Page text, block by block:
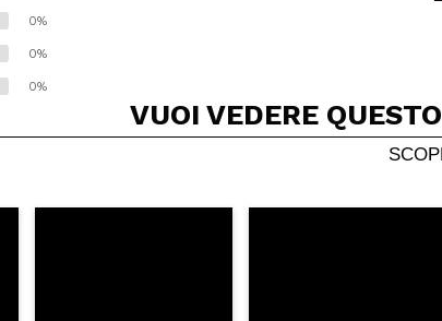
0%
0%
0%
Condividi un video o
Il tuo video potrebbe essere il
Consiglieresti questo acquisto? Si No
VUOI VEDERE